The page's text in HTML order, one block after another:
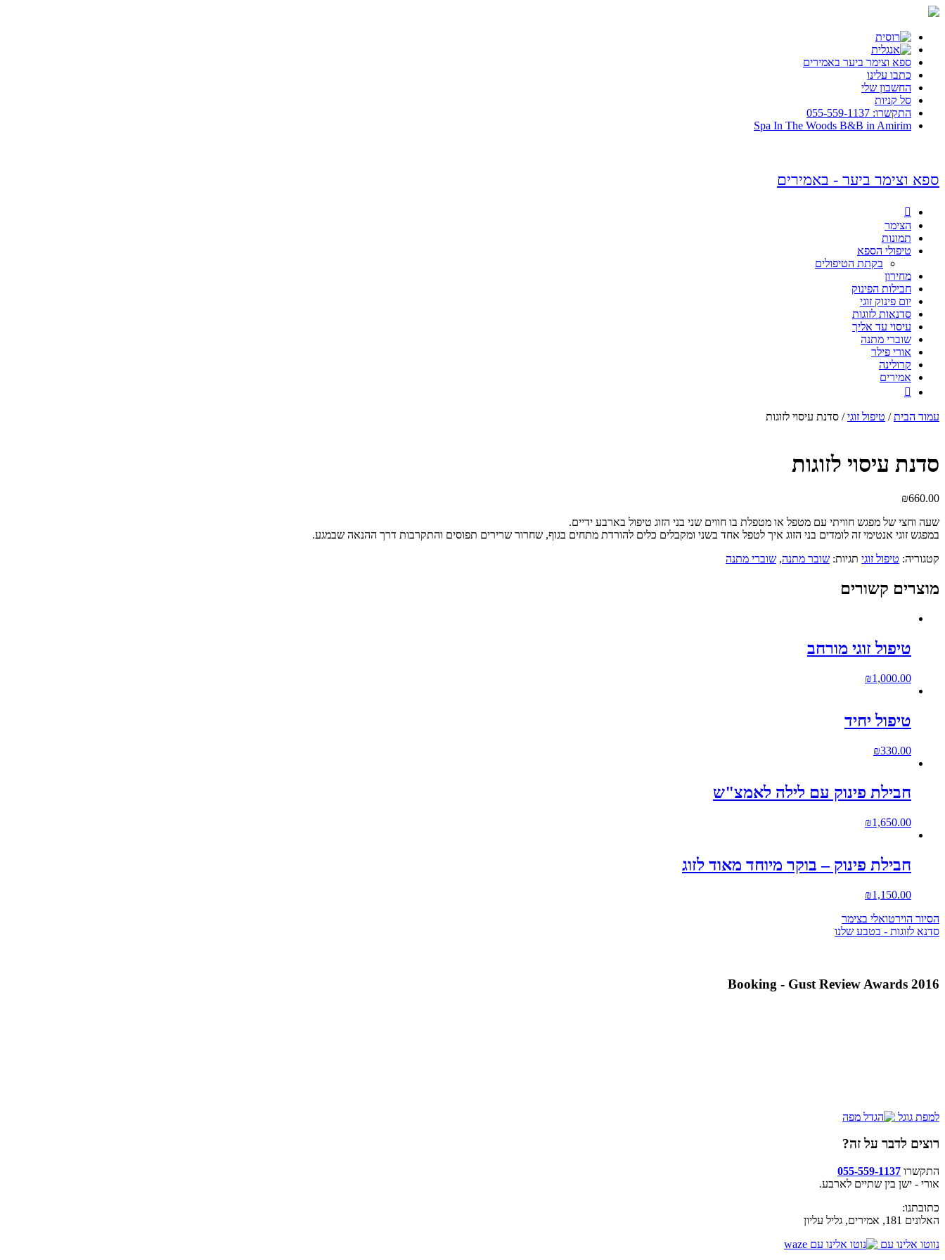
ספא וצימר ביער באמירים
כתבו עלינו
החשבון שלי
סל קניות
התקשרו: 055-559-1137
Spa In The Woods B&B in Amirim
ספא וצימר ביער - באמירים

הצימר
תמונות
טיפולי הספא
בקתת הטיפולים
מחירון
חבילות הפינוק
יום פינוק זוגי
סדנאות לזוגות
עיסוי עד אליך
שוברי מתנה
אורי פילר
קרולינה
אמירים

עמוד הבית/ טיפול זוגי/ סדנת עיסוי לזוגות
סדנת עיסוי לזוגות
₪660.00
שעה וחצי של מפגש חוויתי עם מטפל או מטפלת בו חווים שני בני הזוג טיפול בארבע ידיים.
במפגש זוגי אנטימי זה לומדים בני הזוג איך לטפל אחד בשני ומקבלים כלים להורדת מתחים בגוף, שחרור שרירים תפוסים והתקרבות דרך ההנאה שבמגע.
קטגוריה: טיפול זוגי תגיות: שובר מתנה, שוברי מתנה
מוצרים קשורים
טיפול זוגי מורחב
₪1,000.00
טיפול יחיד
₪330.00
חבילת פינוק עם לילה לאמצ"ש
₪1,650.00
חבילת פינוק – בוקר מיוחד מאוד לזוג
₪1,150.00
הסיור הוירטואלי בצימר
סדנא לזוגות - בטבע שלנו
Booking - Gust Review Awards 2016
למפת גוגל
רוצים לדבר על זה?
התקשרו 055-559-1137
אורי - ישן בין שתיים לארבע.
כתובתנו:
האלונים 181, אמירים, גליל עליון
נווטו אלינו עם